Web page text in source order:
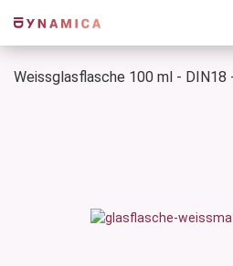
Weissglasflasche 100 ml - DIN18